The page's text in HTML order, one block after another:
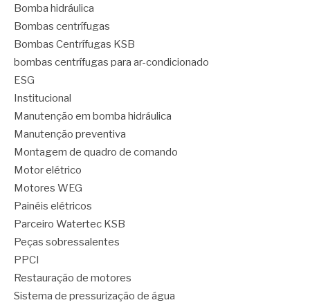
Bomba hidráulica
Bombas centrífugas
Bombas Centrífugas KSB
bombas centrífugas para ar-condicionado
ESG
Institucional
Manutenção em bomba hidráulica
Manutenção preventiva
Montagem de quadro de comando
Motor elétrico
Motores WEG
Painéis elétricos
Parceiro Watertec KSB
Peças sobressalentes
PPCI
Restauração de motores
Sistema de pressurização de água